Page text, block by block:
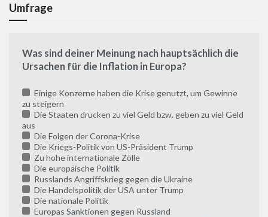
Umfrage
Was sind deiner Meinung nach hauptsächlich die
Ursachen für die Inflation in Europa?
Einige Konzerne haben die Krise genutzt, um Gewinne
zu steigern
Die Staaten drucken zu viel Geld bzw. geben zu viel Geld
aus
Die Folgen der Corona-Krise
Die Kriegs-Politik von US-Präsident Trump
Zu hohe internationale Zölle
Die europäische Politik
Russlands Angriffskrieg gegen die Ukraine
Die Handelspolitik der USA unter Trump
Die nationale Politik
Europas Sanktionen gegen Russland